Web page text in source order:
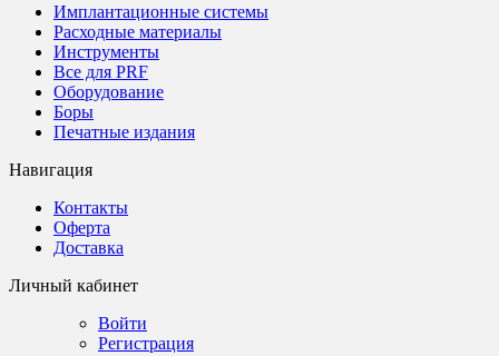
Имплантационные системы
Расходные материалы
Инструменты
Все для PRF
Оборудование
Боры
Печатные издания
Навигация
Контакты
Оферта
Доставка
Личный кабинет
Войти
Регистрация